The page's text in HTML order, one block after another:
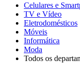
Celulares e
TV e Vídeo
Eletrodomésticos
Móveis
Informática
Moda
Todos os